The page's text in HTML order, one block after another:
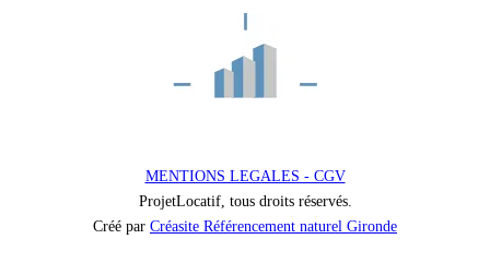
MENTIONS LEGALES - CGV
ProjetLocatif, tous droits réservés.
Créé par Créasite Référencement naturel Gironde